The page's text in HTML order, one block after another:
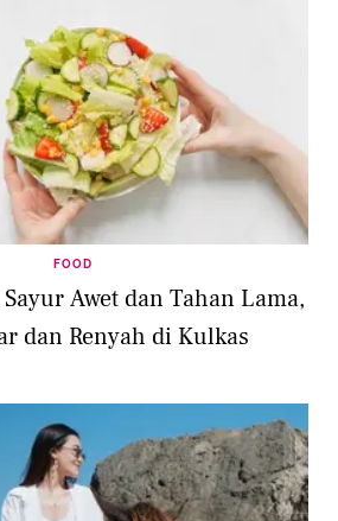
FOOD
Awet dan Tahan Lama,
dan Renyah di Kulkas